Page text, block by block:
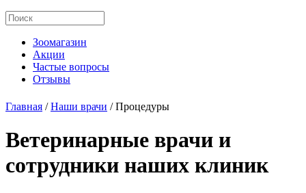
Зоомагазин
Акции
Частые вопросы
Отзывы
Главная /Наши врачи /Процедуры
Ветеринарные врачи и
сотрудники наших клиник